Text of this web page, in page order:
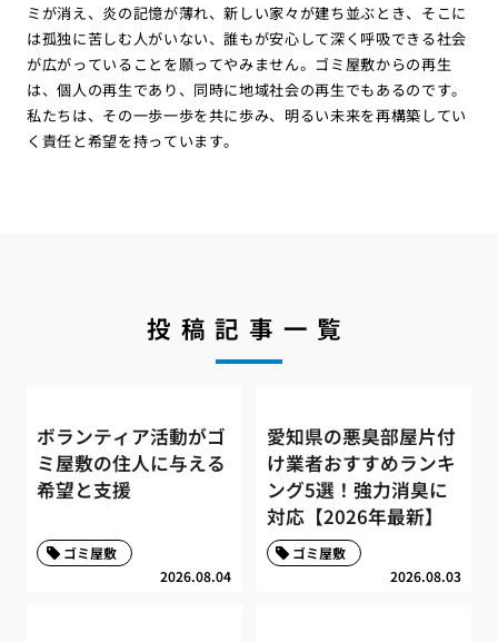
ミが消え、炎の記憶が薄れ、新しい家々が建ち並ぶとき、そこに
は孤独に苦しむ人がいない、誰もが安心して深く呼吸できる社会
が広がっていることを願ってやみません。ゴミ屋敷からの再生
は、個人の再生であり、同時に地域社会の再生でもあるのです。
私たちは、その一歩一歩を共に歩み、明るい未来を再構築してい
く責任と希望を持っています。
投稿記事一覧
ボランティア活動がゴ
ミ屋敷の住人に与える
希望と支援
2026.08.04
ゴミ屋敷
愛知県の悪臭部屋片付
け業者おすすめランキ
ング5選！強力消臭に
対応【2026年最新】
2026.08.03
ゴミ屋敷